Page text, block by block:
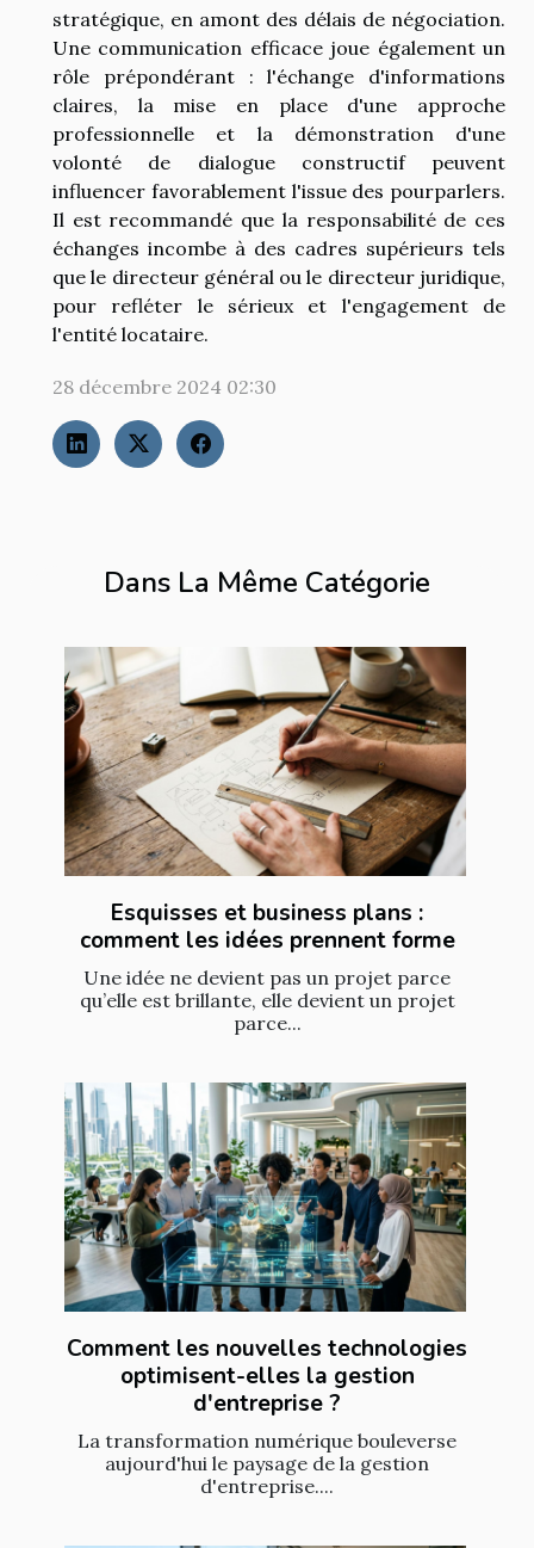
Dans La Même Catégorie
Esquisses et business plans :
comment les idées prennent forme
Une idée ne devient pas un projet parce
qu’elle est brillante, elle devient un projet
parce...
Comment les nouvelles technologies
optimisent-elles la gestion
d'entreprise ?
La transformation numérique bouleverse
aujourd'hui le paysage de la gestion
d'entreprise....
stratégique, en amont des délais de négociation.
Une communication efficace joue également un
rôle prépondérant : l'échange d'informations
claires, la mise en place d'une approche
professionnelle et la démonstration d'une
volonté de dialogue constructif peuvent
influencer favorablement l'issue des pourparlers.
Il est recommandé que la responsabilité de ces
échanges incombe à des cadres supérieurs tels
que le directeur général ou le directeur juridique,
pour refléter le sérieux et l'engagement de
l'entité locataire.
28 décembre 2024 02:30